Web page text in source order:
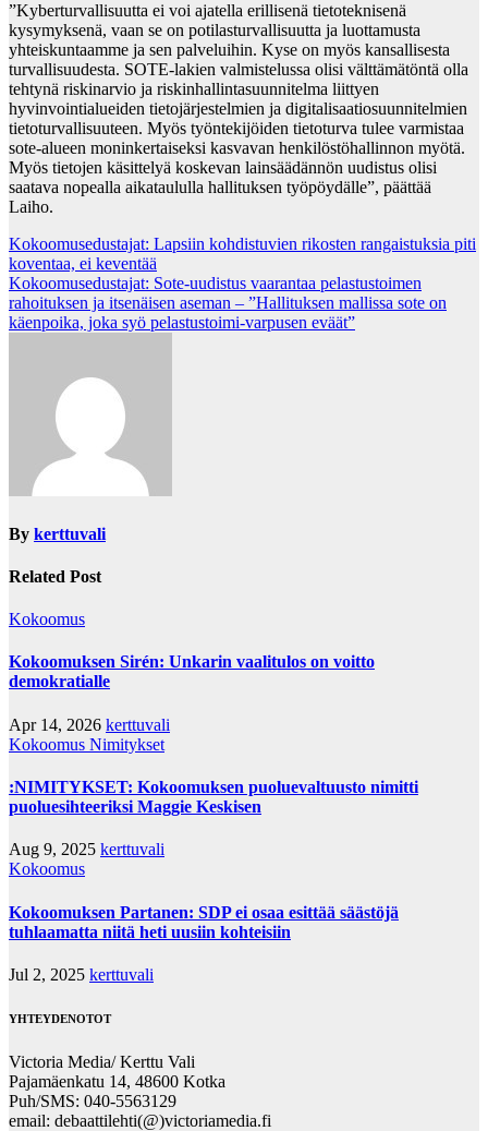
”Kyberturvallisuutta ei voi ajatella erillisenä tietoteknisenä
kysymyksenä, vaan se on potilasturvallisuutta ja luottamusta
yhteiskuntaamme ja sen palveluihin. Kyse on myös kansallisesta
turvallisuudesta. SOTE-lakien valmistelussa olisi välttämätöntä olla
tehtynä riskinarvio ja riskinhallintasuunnitelma liittyen
hyvinvointialueiden tietojärjestelmien ja digitalisaatiosuunnitelmien
tietoturvallisuuteen. Myös työntekijöiden tietoturva tulee varmistaa
sote-alueen moninkertaiseksi kasvavan henkilöstöhallinnon myötä.
Myös tietojen käsittelyä koskevan lainsäädännön uudistus olisi
saatava nopealla aikataululla hallituksen työpöydälle”, päättää
Laiho.
Post
navigation
Kokoomusedustajat: Lapsiin kohdistuvien rikosten rangaistuksia piti
koventaa, ei keventää
Kokoomusedustajat: Sote-uudistus vaarantaa pelastustoimen
rahoituksen ja itsenäisen aseman – ”Hallituksen mallissa sote on
käenpoika, joka syö pelastustoimi-varpusen eväät”
By kerttuvali
Related Post
Kokoomus
Kokoomuksen Sirén: Unkarin vaalitulos on voitto
demokratialle
Apr 14, 2026 kerttuvali
Kokoomus Nimitykset
:NIMITYKSET: Kokoomuksen puoluevaltuusto nimitti
puoluesihteeriksi Maggie Keskisen
Aug 9, 2025 kerttuvali
Kokoomus
Kokoomuksen Partanen: SDP ei osaa esittää säästöjä
tuhlaamatta niitä heti uusiin kohteisiin
Jul 2, 2025 kerttuvali
YHTEYDENOTOT
Victoria Media/ Kerttu Vali
Pajamäenkatu 14, 48600 Kotka
Puh/SMS: 040-5563129
email: debaattilehti(@)victoriamedia.fi